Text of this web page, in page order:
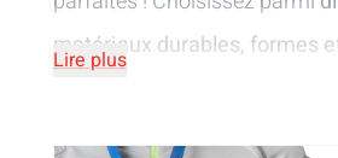
matériaux durables, formes
Lire plus